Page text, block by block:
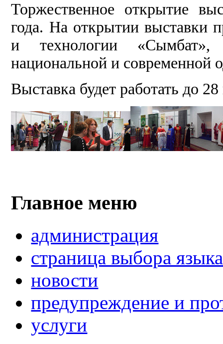
Торжественное открытие
года. На открытии выставки
и технологии «Сымбат»,
национальной и современной
Выставка будет работать до
Главное меню
администрация
страница выбора языка
новости
предупреждение и
услуги